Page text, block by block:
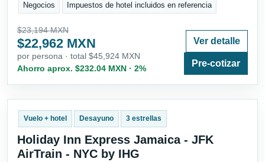
Negocios Impuestos de hotel incluidos en referencia
$23,194 MXN
$22,962 MXN
por persona · total $45,924 MXN
Ahorro aprox. $232.04 MXN · 2%
Ver detalle
Pre-cotizar
Vuelo + hotel Desayuno 3 estrellas
Holiday Inn Express Jamaica - JFK
AirTrain - NYC by IHG